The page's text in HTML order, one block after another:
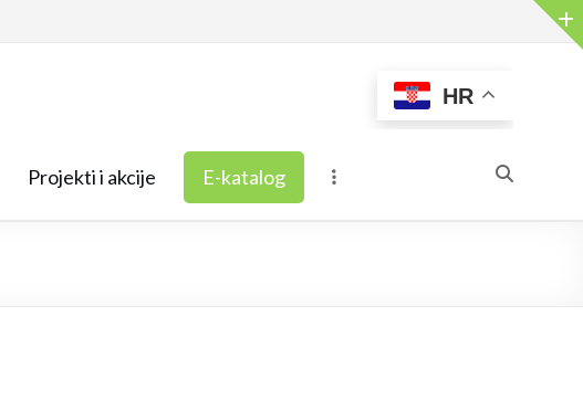
HR
Projekti i akcije E-katalog